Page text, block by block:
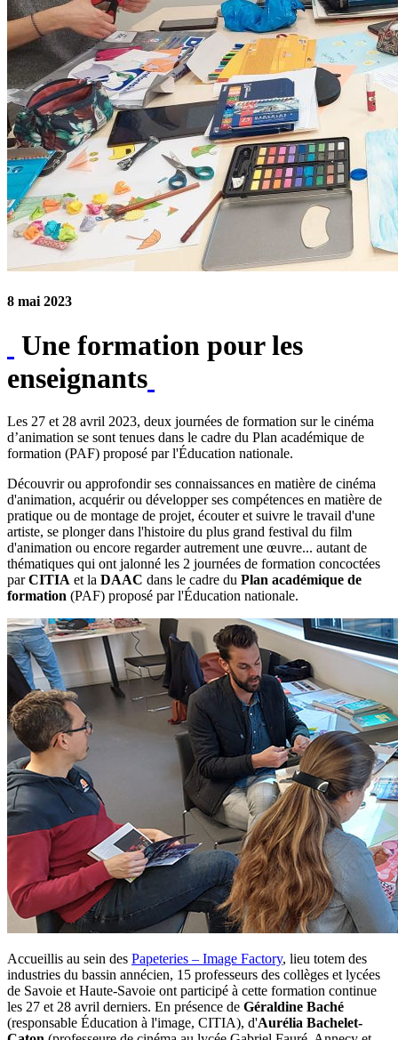
8 mai 2023
Une formation pour les
enseignants
Les 27 et 28 avril 2023, deux journées de formation sur le cinéma
d’animation se sont tenues dans le cadre du Plan académique de
formation (PAF) proposé par l'Éducation nationale.
Découvrir ou approfondir ses connaissances en matière de cinéma
d'animation, acquérir ou développer ses compétences en matière de
pratique ou de montage de projet, écouter et suivre le travail d'une
artiste, se plonger dans l'histoire du plus grand festival du film
d'animation ou encore regarder autrement une œuvre... autant de
thématiques qui ont jalonné les 2 journées de formation concoctées
parCITIA et la DAAC dans le cadre du Plan académique de
formation (PAF) proposé par l'Éducation nationale.
Accueillis au sein des Papeteries – Image Factory, lieu totem des
industries du bassin annécien, 15 professeurs des collèges et lycées
de Savoie et Haute-Savoie ont participé à cette formation continue
les 27 et 28 avril derniers. En présence de Géraldine Baché
(responsable Éducation à l'image, CITIA), d'Aurélia Bachelet-